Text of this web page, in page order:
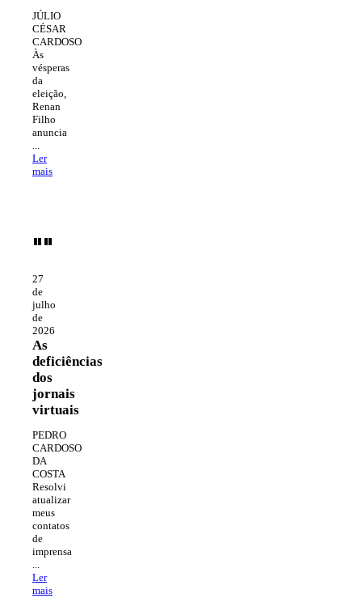
JÚLIO
CÉSAR
CARDOSO
Às
vésperas
da
eleição,
Renan
Filho
anuncia
...
Ler
mais
""
27
de
julho
de
2026
As
deficiências
dos
jornais
virtuais
PEDRO
CARDOSO
DA
COSTA
Resolvi
atualizar
meus
contatos
de
imprensa
...
Ler
mais